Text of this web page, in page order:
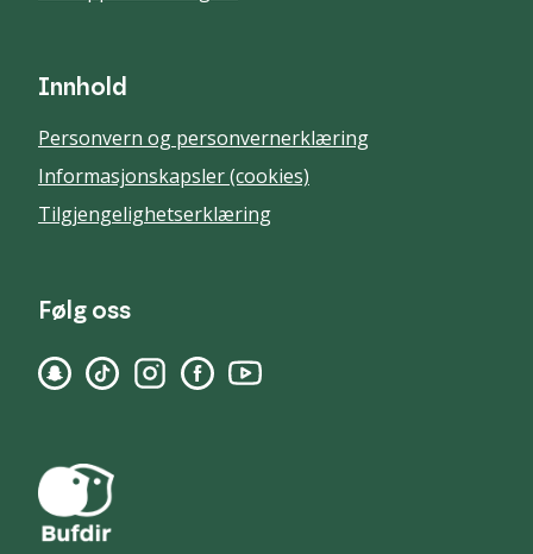
Innhold
Personvern og personvernerklæring
Informasjonskapsler (cookies)
Tilgjengelighetserklæring
Følg oss